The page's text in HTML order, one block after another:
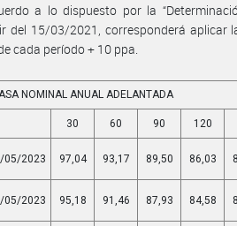
a lo dispuesto por la
del 15/03/2021, corresponderá aplicar
cada período + 10 ppa.
NOMINAL ANUAL ADELANTADA
30 60 90 120
05/2023 97,04 93,17 89,50 86,03
05/2023 95,18 91,46 87,93 84,58